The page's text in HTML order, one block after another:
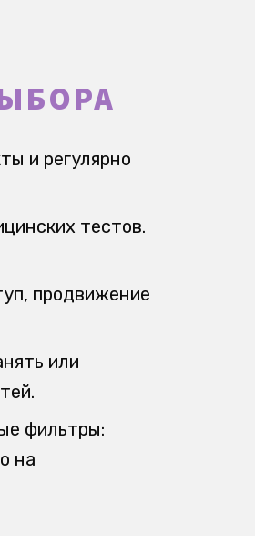
и регулярно
тестов.
продвижение
или
фильтры:
на